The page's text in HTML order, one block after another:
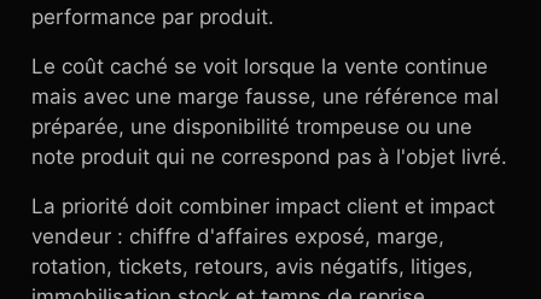
performance par produit.
Le coût caché se voit lorsque la vente continue
mais avec une marge fausse, une référence mal
préparée, une disponibilité trompeuse ou une
note produit qui ne correspond pas à l'objet livré.
La priorité doit combiner impact client et impact
vendeur : chiffre d'affaires exposé, marge,
rotation, tickets, retours, avis négatifs, litiges,